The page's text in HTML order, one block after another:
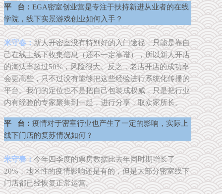
平 台： EGA密室创业营是专注于扶持新进从业者的在线
学院，线下实景游戏创业如何入手？
米守春：新人开密室没有特别好的入门途径，只能是靠自
己在线上线下收集信息（还不一定靠谱），所以新人开店
的淘汰率超过50%，风险很大。反之，老店开店的成功率
会更高些，只不过没有能够把这些经验进行系统化传播的
平台。我们的定位也不是把自己包装成权威，只是把行业
内有经验的专家聚集到一起，进行分享，取众家所长。
平 台： 疫情对于密室行业也产生了一定的影响，实际上
线下门店的复苏情况如何？
米守春：今年四季度的票房数据比去年同时期增长了
20%，地区性的疫情影响还是有的，但是大部分密室线下
门店都已经恢复正常运营。